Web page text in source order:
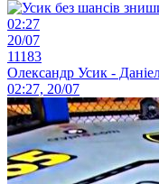
02:27
20/07
11183
Олександр Усик -
02:27, 20/07